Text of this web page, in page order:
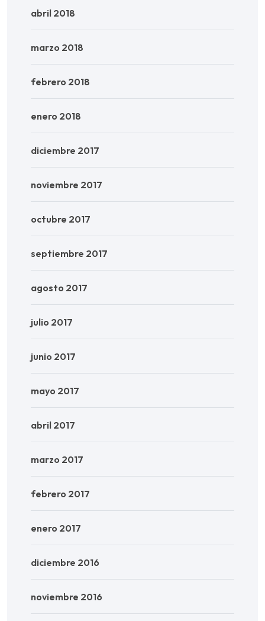
abril 2018
marzo 2018
febrero 2018
enero 2018
diciembre 2017
noviembre 2017
octubre 2017
septiembre 2017
agosto 2017
julio 2017
junio 2017
mayo 2017
abril 2017
marzo 2017
febrero 2017
enero 2017
diciembre 2016
noviembre 2016